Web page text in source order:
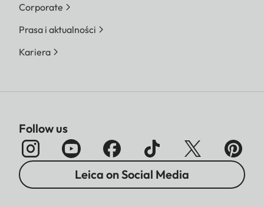
Corporate
Prasa i aktualności
Kariera
Follow us
Leica on Social Media